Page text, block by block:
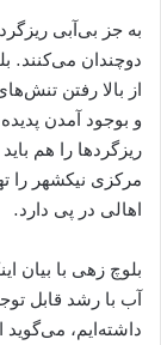
به جز بی‌آبی
دوچندان می‌کنند.
از بالا رفتن
و بوجود آمدن
ریزگردها را هم
مرکزی نیکشهر را
اهالی در پی دارد.
بلوچ زهی با بیان
آب با رشد قابل
داشته‌ایم، می‌گوید